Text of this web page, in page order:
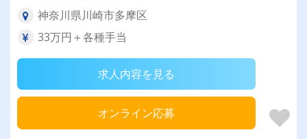
神奈川県川崎市多摩区
33万円＋各種手当
求人内容を見る
オンライン応募